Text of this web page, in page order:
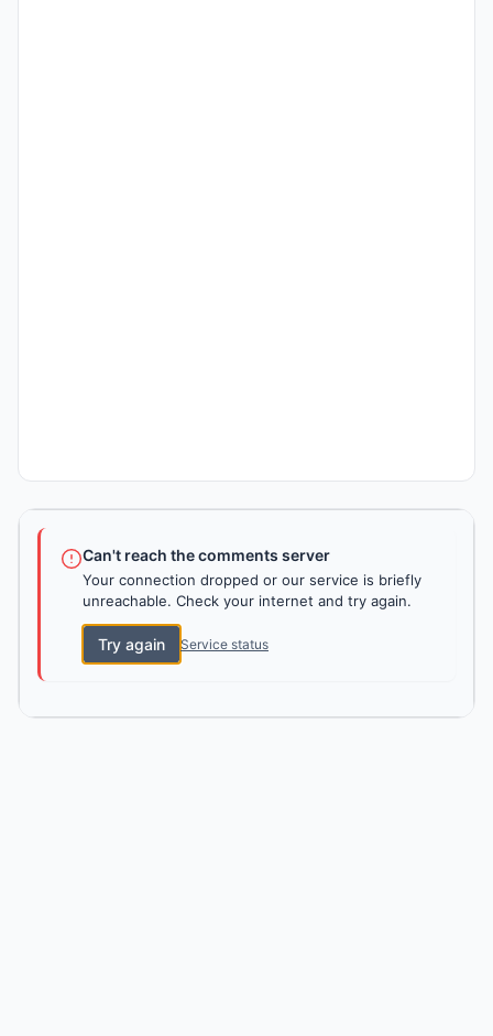
Can't reach the comments server
Your connection dropped or our service is briefly
unreachable. Check your internet and try again.
Try again Service status